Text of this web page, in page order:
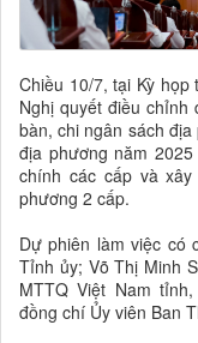
Chiều 10/7, tại Kỳ
Nghị quyết điều
bàn, chi ngân sách
địa phương năm
chính các cấp và
phương 2 cấp.
Dự phiên làm việc có
Tỉnh ủy; Võ Thị Minh
MTTQ Việt Nam
đồng chí Ủy viên Ban